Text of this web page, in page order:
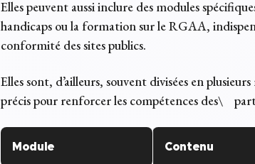
Elles peuvent aussi inclure des modules
handicaps ou la formation sur le RGAA,
conformité des sites publics.
Elles sont, d’ailleurs, souvent divisées en
précis pour renforcer les compétences des\
Module Contenu